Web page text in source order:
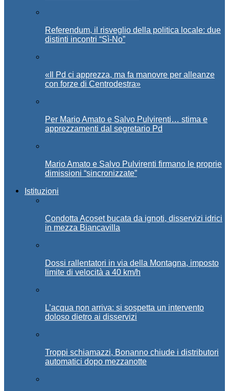
Referendum, il risveglio della politica locale: due
distinti incontri “Sì-No”
«Il Pd ci apprezza, ma fa manovre per alleanze
con forze di Centrodestra»
Per Mario Amato e Salvo Pulvirenti… stima e
apprezzamenti dal segretario Pd
Mario Amato e Salvo Pulvirenti firmano le proprie
dimissioni “sincronizzate”
Istituzioni
Condotta Acoset bucata da ignoti, disservizi idrici
in mezza Biancavilla
Dossi rallentatori in via della Montagna, imposto
limite di velocità a 40 km/h
L’acqua non arriva: si sospetta un intervento
doloso dietro ai disservizi
Troppi schiamazzi, Bonanno chiude i distributori
automatici dopo mezzanotte